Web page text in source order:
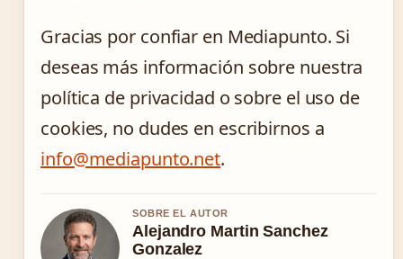
Gracias por confiar en Mediapunto. Si
deseas más información sobre nuestra
política de privacidad o sobre el uso de
cookies, no dudes en escribirnos a
info@mediapunto.net.
SOBRE EL AUTOR
Alejandro Martin Sanchez
Gonzalez